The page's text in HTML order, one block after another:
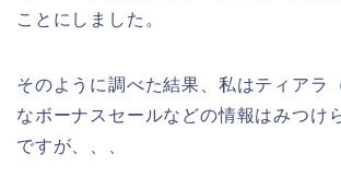
ことにしました。
そのように調べた結果、私はティアラ
なボーナスセールなどの情報はみつけ
ですが、、、